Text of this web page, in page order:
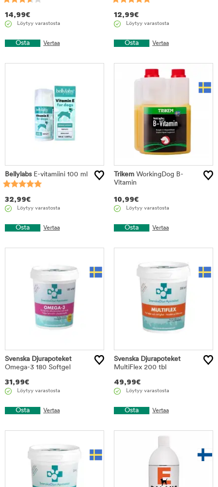
14,99€
Löytyy varastosta
Osta Vertaa
12,99€
Löytyy varastosta
Osta Vertaa
BellylabsE-vitamiini 100 ml
32,99€
Löytyy varastosta
Osta Vertaa
Trikem WorkingDog B-
Vitamin
10,99€
Löytyy varastosta
Osta Vertaa
Svenska Djurapoteket
Omega-3 180 Softgel
31,99€
Löytyy varastosta
Osta Vertaa
Svenska Djurapoteket
MultiFlex 200 tbl
49,99€
Löytyy varastosta
Osta Vertaa